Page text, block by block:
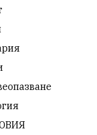
САЩ